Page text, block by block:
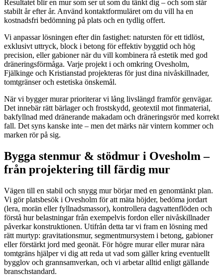
Resultatet blir en mur som ser ut som du tänkt dig – och som står
stabilt år efter år. Använd kontaktformuläret om du vill ha en
kostnadsfri bedömning på plats och en tydlig offert.
Vi anpassar lösningen efter din fastighet: natursten för ett tidlöst,
exklusivt uttryck, block i betong för effektiv byggtid och hög
precision, eller gabioner när du vill kombinera rå estetik med god
dräneringsförmåga. Varje projekt i och omkring Ovesholm,
Fjälkinge och Kristianstad projekteras för just dina nivåskillnader,
tomtgränser och estetiska önskemål.
När vi bygger murar prioriterar vi lång livslängd framför genvägar.
Det innebär rätt bärlager och frostskydd, geotextil mot finmaterial,
bakfyllnad med dränerande makadam och dräneringsrör med korrekt
fall. Det syns kanske inte – men det märks när vintern kommer och
marken rör på sig.
Bygga stenmur & stödmur i Ovesholm –
från projektering till färdig mur
Vägen till en stabil och snygg mur börjar med en genomtänkt plan.
Vi gör platsbesök i Ovesholm för att mäta höjder, bedöma jordart
(lera, morän eller fyllnadsmassor), kontrollera dagvattenflöden och
förstå hur belastningar från exempelvis fordon eller nivåskillnader
påverkar konstruktionen. Utifrån detta tar vi fram en lösning med
rätt murtyp: gravitationsmur, segmentmursystem i betong, gabioner
eller förstärkt jord med geonät. För högre murar eller murar nära
tomtgräns hjälper vi dig att reda ut vad som gäller kring eventuellt
bygglov och grannsamverkan, och vi arbetar alltid enligt gällande
branschstandard.